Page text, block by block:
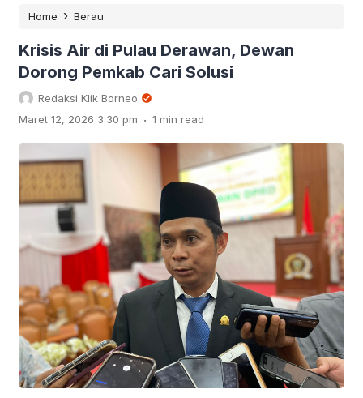
Home › Berau
Krisis Air di Pulau Derawan, Dewan
Dorong Pemkab Cari Solusi
Redaksi Klik Borneo
Maret 12, 2026 3:30 pm . 1 min read